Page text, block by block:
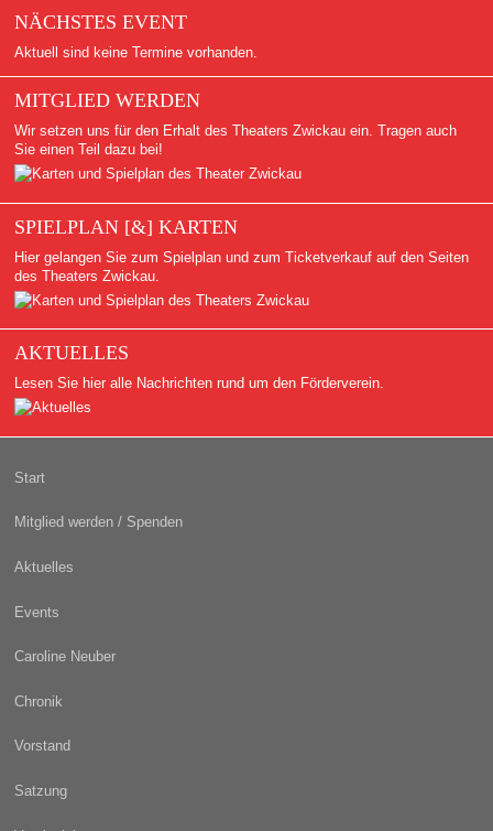
NÄCHSTES EVENT
Aktuell sind keine Termine vorhanden.
MITGLIED WERDEN
Wir setzen uns für den Erhalt des Theaters Zwickau ein. Tragen auch
Sie einen Teil dazu bei!
SPIELPLAN [&] KARTEN
Hier gelangen Sie zum Spielplan und zum Ticketverkauf auf den Seiten
des Theaters Zwickau.
AKTUELLES
Lesen Sie hier alle Nachrichten rund um den Förderverein.
Start
Mitglied werden / Spenden
Aktuelles
Events
Caroline Neuber
Chronik
Vorstand
Satzung